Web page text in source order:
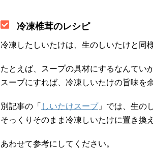
冷凍椎茸のレシピ
冷凍したしいたけは、生のしいたけと同
たとえば、スープの具材にするなんてい
スープにすれば、冷凍しいたけの旨味を
別記事の「 しいたけスープ」では、生の
そっくりそのまま冷凍しいたけに置き換
あわせて参考にしてください。